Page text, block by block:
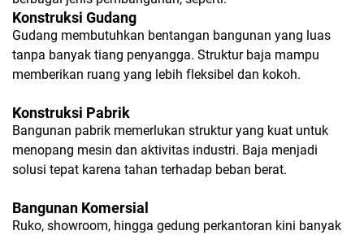
Konstruksi Gudang
Gudang membutuhkan bentangan bangunan yang luas
tanpa banyak tiang penyangga. Struktur baja mampu
memberikan ruang yang lebih fleksibel dan kokoh.
Konstruksi Pabrik
Bangunan pabrik memerlukan struktur yang kuat untuk
menopang mesin dan aktivitas industri. Baja menjadi
solusi tepat karena tahan terhadap beban berat.
Bangunan Komersial
Ruko, showroom, hingga gedung perkantoran kini banyak